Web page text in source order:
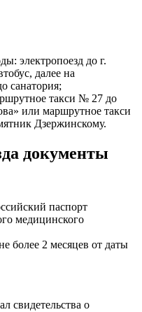
электропоезд до г.
далее на
санатория;
такси № 27 до
или маршрутное такси
Дзержинскому.
документы
паспорт
медицинского
более 2 месяцев от даты
свидетельства о